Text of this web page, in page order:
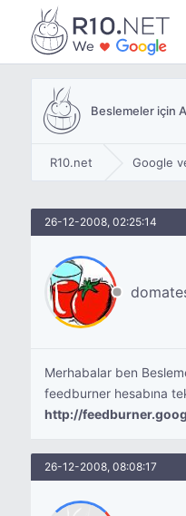
Beslemeler için
R10.net Google
26-12-2008, 02:25:14
Merhabalar ben
feedburner hesabına
http://
26-12-2008, 08:08:17